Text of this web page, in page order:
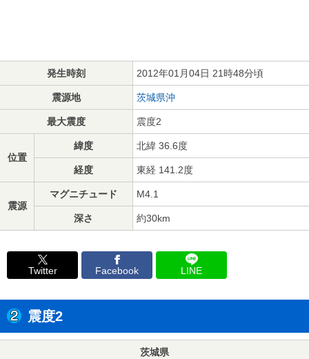
発生時刻 2012年01月04日 21時48分頃
震源地 茨城県沖
最大震度 震度2
位置
緯度 北緯 36.6度
経度 東経 141.2度
震源
マグニチュード M4.1
深さ 約30km
Twitter Facebook LINE
震度2
茨城県